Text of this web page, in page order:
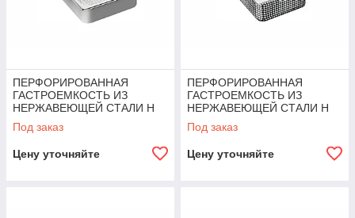
ПЕРФОРИРОВАННАЯ
ГАСТРОЕМКОСТЬ ИЗ
НЕРЖАВЕЮЩЕЙ СТАЛИ H
100MM С РУЧКАМИ Angelopo
Под заказ
Цену уточняйте
ПЕРФОРИРОВАННАЯ
ГАСТРОЕМКОСТЬ ИЗ
НЕРЖАВЕЮЩЕЙ СТАЛИ H
100MM С РУЧКАМИ Angelopo
Под заказ
Цену уточняйте